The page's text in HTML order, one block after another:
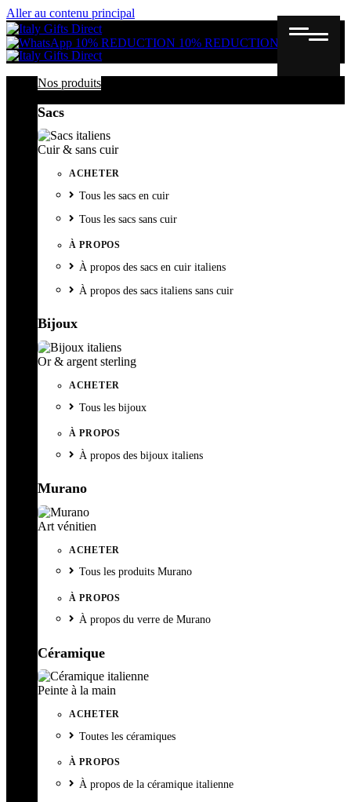
Aller au contenu principal
10% REDUCTION 10% REDUCTION
Nos produits
Sacs
Cuir & sans cuir
ACHETER
Tous les sacs en cuir
Tous les sacs sans cuir
À PROPOS
À propos des sacs en cuir italiens
À propos des sacs italiens sans cuir
Bijoux
Or & argent sterling
ACHETER
Tous les bijoux
À PROPOS
À propos des bijoux italiens
Murano
Art vénitien
ACHETER
Tous les produits Murano
À PROPOS
À propos du verre de Murano
Céramique
Peinte à la main
ACHETER
Toutes les céramiques
À PROPOS
À propos de la céramique italienne